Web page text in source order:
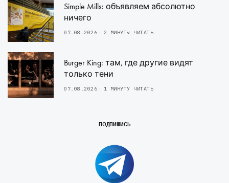
Simple Mills: объявляем абсолютно
ничего
07.08.2026 2 МИНУТЫ ЧИТАТЬ
Burger King: там, где другие видят
только тени
07.08.2026 1 МИНУТУ ЧИТАТЬ
ПОДПИШИСЬ